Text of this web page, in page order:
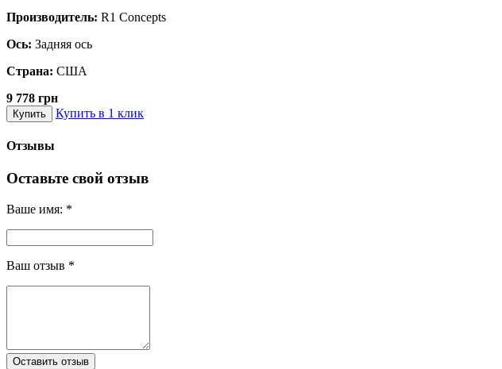
Производитель: R1 Concepts
Ось: Задняя ось
Страна: США
9 778 грн
Купить Купить в 1 клик
Отзывы
Оставьте свой отзыв
Ваше имя: *
Ваш отзыв *
Оставить отзыв